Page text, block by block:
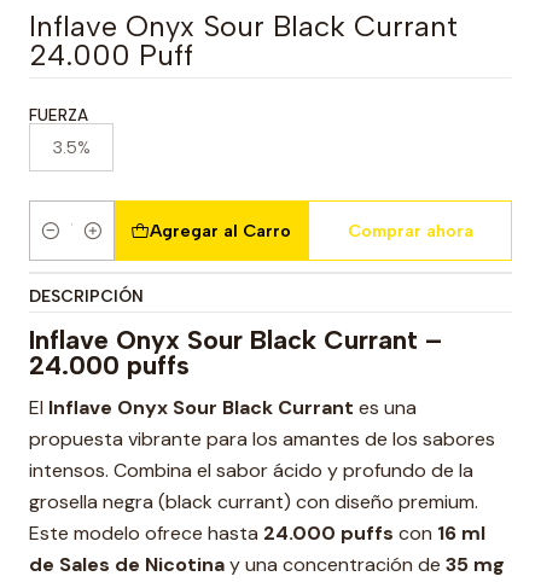
Inflave Onyx Sour Black Currant
24.000 Puff
FUERZA
3.5%
Cantidad
Agregar al Carro Comprar ahora
DESCRIPCIÓN
Inflave Onyx Sour Black Currant –
24.000 puffs
El Inflave Onyx Sour Black Currant es una
propuesta vibrante para los amantes de los sabores
intensos. Combina el sabor ácido y profundo de la
grosella negra (black currant) con diseño premium.
Este modelo ofrece hasta 24.000 puffs con 16 ml
de Sales de Nicotinay una concentración de 35 mg